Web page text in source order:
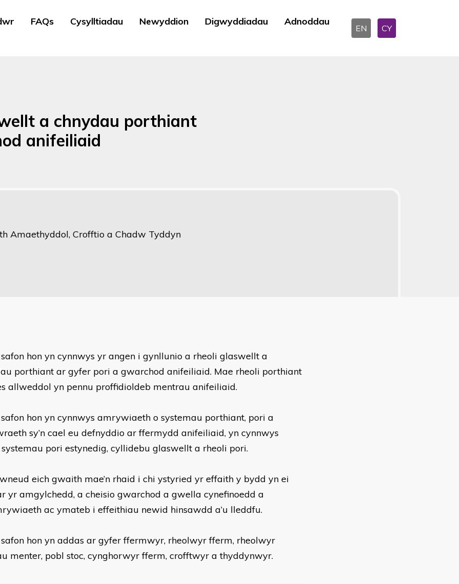
FAQs Cysylltiadau Newyddion Digwyddiadau Adnoddau
EN CY
a chnydau porthiant
anifeiliaid
Amaethyddol, Crofftio a Chadw Tyddyn
safon hon yn cynnwys yr angen i gynllunio a rheoli glaswellt a
porthiant ar gyfer pori a gwarchod anifeiliaid. Mae rheoli porthiant
allweddol yn pennu proffidioldeb mentrau anifeiliaid.
safon hon yn cynnwys amrywiaeth o systemau porthiant, pori a
sy’n cael eu defnyddio ar ffermydd anifeiliaid, yn cynnwys
pori estynedig, cyllidebu glaswellt a rheoli pori.
eich gwaith mae’n rhaid i chi ystyried yr effaith y bydd yn ei
yr amgylchedd, a cheisio gwarchod a gwella cynefinoedd a
ac ymateb i effeithiau newid hinsawdd a’u lleddfu.
safon hon yn addas ar gyfer ffermwyr, rheolwyr fferm, rheolwyr
menter, pobl stoc, cynghorwyr fferm, crofftwyr a thyddynwyr.